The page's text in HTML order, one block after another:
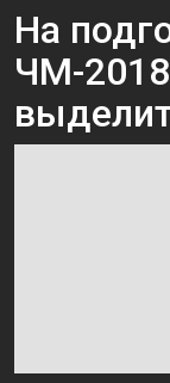
На
ЧМ-